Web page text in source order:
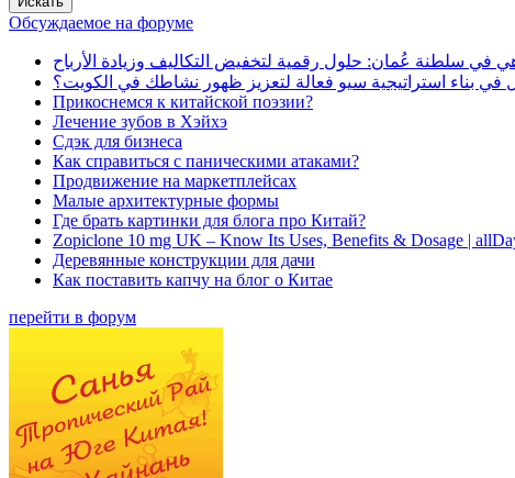
Обсуждаемое на форуме
في سلطنة عُمان: حلول رقمية لتخفيض التكاليف وزيادة الأرباح
بناء استراتيجية سيو فعالة لتعزيز ظهور نشاطك في الكويت؟
Прикоснемся к китайской поэзии?
Лечение зубов в Хэйхэ
Сдэк для бизнеса
Как справиться с паническими атаками?
Продвижение на маркетплейсах
Малые архитектурные формы
Где брать картинки для блога про Китай?
Zopiclone 10 mg UK – Know Its Uses, Benefits & Dosage |
Деревянные конструкции для дачи
Как поставить капчу на блог о Китае
перейти в форум